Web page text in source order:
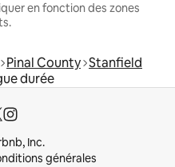
en fonction des zones
Pinal County Stanfield
durée
Inc.
générales